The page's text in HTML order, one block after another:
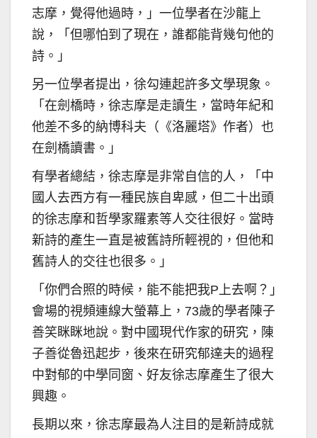
志摩，覺得他過時，」一位學者在沙龍上
說，「但哪怕到了現在，誰都能背幾句他的
詩。」
另一位學者提出，徐勾連起許多文學現象。
「在劍橋時，徐志摩是走讀生，當時年紀和
他差不多的納博科夫（《洛麗塔》作者）也
在劍橋讀書。」
有學者總結，徐志摩是非常自信的人，「中
國人去西方有一種民族自卑感，但二十出頭
的徐志摩和哲學家羅素等人交往很好。當時
新詩的產生一直是被舊詩所輕視的，但他和
舊詩人的交往也很多。」
「你們合照的時候，能不能把我P上去啊？」
會場的視頻連線大螢幕上，73歲的學者陳子
善笑眯眯地說。對中國現代作家的研究，陳
子善從魯迅起步，後來在研究郁達夫的過程
中對郁的中學同窗、好友徐志摩產生了很大
興趣。
長期以來，徐志摩最為人注目的是新詩成就